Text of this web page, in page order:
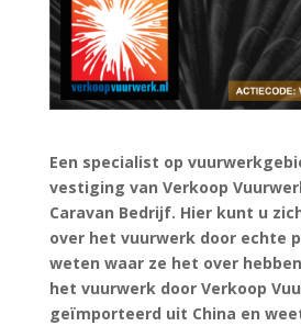
Een specialist op
vestiging van Verkoop
Caravan Bedrijf. Hier kunt u
over het vuurwerk door echte
weten waar ze het over
het vuurwerk door Verkoop
geïmporteerd uit China en